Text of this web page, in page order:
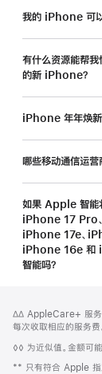
我的 iPhone 可以
有什么资源能帮我
的新 iPhone？
iPhone 年年焕新
哪些移动通信运
如果 Apple 智能
iPhone 17 Pro
iPhone 17e、
iPhone 16e 和
智能吗？
页
页
脚
注
脚
注
∆∆ AppleCare+ 服务
每次收取相应的服务费
脚
◊◊ 为近似值。金额可
脚
** 只有符合 Apple 指